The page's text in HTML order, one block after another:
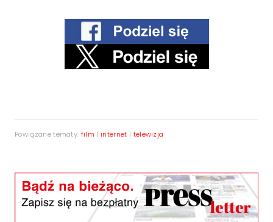
Powiązane tematy: film |internet | telewizja